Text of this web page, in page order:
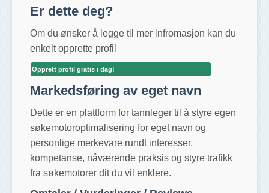
Er dette deg?
Om du ønsker å legge til mer infromasjon kan du
enkelt opprette profil
Opprett profil gratis i dag!
Markedsføring av eget navn
Dette er en plattform for tannleger til å styre egen
søkemotoroptimalisering for eget navn og
personlige merkevare rundt interesser,
kompetanse, nåværende praksis og styre trafikk
fra søkemotorer dit du vil enklere.